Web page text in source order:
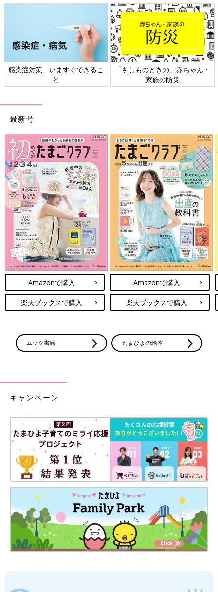
感染症対策、いますぐできるこ
と
「もしものときの」赤ちゃん・
家族の防災
最新号
Amazonで購入
楽天ブックスで購入
Amazonで購入
楽天ブックスで購入
ムック書籍 たまひよの絵本
キャンペーン